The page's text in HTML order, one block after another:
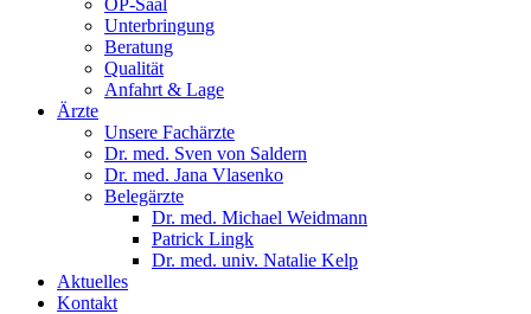
OP-Saal
Unterbringung
Beratung
Qualität
Anfahrt & Lage
Ärzte
Unsere Fachärzte
Dr. med. Sven von Saldern
Dr. med. Jana Vlasenko
Belegärzte
Dr. med. Michael Weidmann
Patrick Lingk
Dr. med. univ. Natalie Kelp
Aktuelles
Kontakt